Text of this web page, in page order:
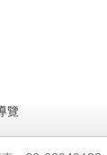
覽